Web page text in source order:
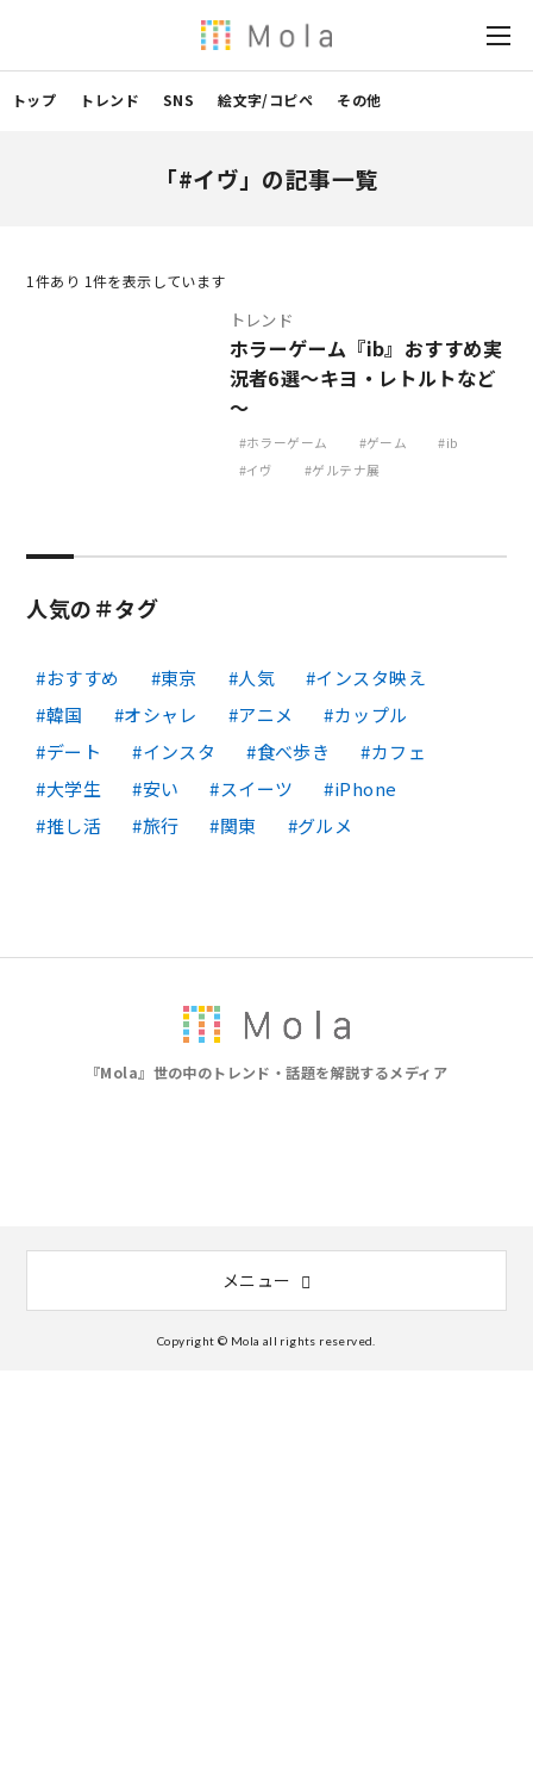
トップ トレンド SNS 絵文字/コピペ その他
「#イヴ」の記事一覧
1 件あり 1件を表示しています
トレンド
ホラーゲーム『ib』おすすめ実
況者6選～キヨ・レトルトなど
～
ホラーゲーム ゲーム
ib
イヴ
ゲルテナ展
人気の＃タグ
おすすめ 東京 人気
インスタ映え
韓国
オシャレ アニメ
カップル
デート
インスタ 食べ歩き
カフェ
大学生
安い スイーツ
iPhone
推し活
旅行 関東 グルメ
『Mola』世の中のトレンド・話題を解説するメディア
メニュー
Copyright © Mola all rights reserved.